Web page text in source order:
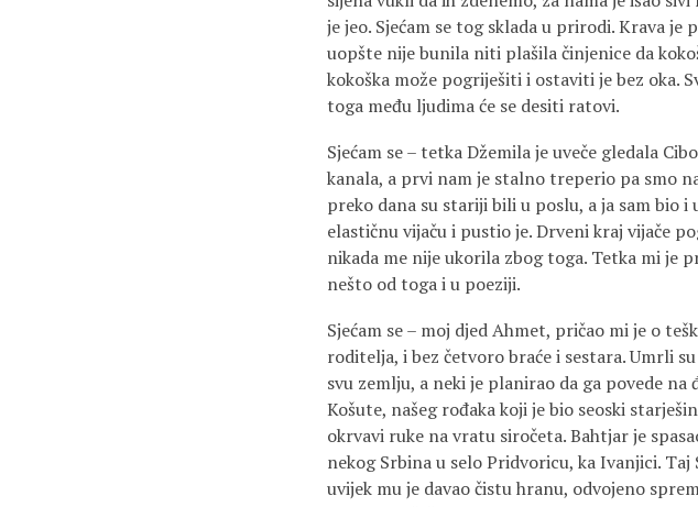
je jeo. Sjećam se tog sklada u prirodi. Krava je
uopšte nije bunila niti plašila činjenice da
kokoška može pogriješiti i ostaviti je bez oka.
toga među ljudima će se desiti ratovi.
Sjećam se – tetka Džemila je uveče gledala
kanala, a prvi nam je stalno treperio pa smo
preko dana su stariji bili u poslu, a ja sam bio
elastičnu vijaču i pustio je. Drveni kraj vijače
nikada me nije ukorila zbog toga. Tetka mi je
nešto od toga i u poeziji.
Sjećam se – moj djed Ahmet, pričao mi je o
roditelja, i bez četvoro braće i sestara. Umrli
svu zemlju, a neki je planirao da ga povede
Košute, našeg rođaka koji je bio seoski
okrvavi ruke na vratu siročeta. Bahtjar je
nekog Srbina u selo Pridvoricu, ka Ivanjici.
uvijek mu je davao čistu hranu, odvojeno